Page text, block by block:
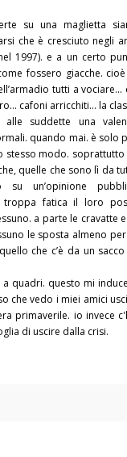
su una maglietta
che è cresciuto negli
1997). e a un certo
fossero giacche.
tutti a vociare...
cafoni arricchiti... la
suddette una
quando mai. è solo
stesso modo. soprattutto
quelle che sono lì da
un’opinione
troppa fatica il loro
a parte le cravatte
le sposta almeno
che c’è da un
quadri. questo mi
che vedo i miei amici
primaverile. io invece
di uscire dalla crisi.